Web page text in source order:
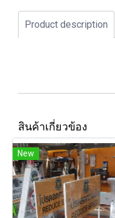
Product description
สินค้าเกี่ยวข้อง
New